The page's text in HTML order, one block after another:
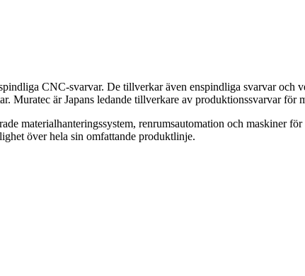
CNC-svarvar. De tillverkar även enspindliga svarvar
Muratec är Japans ledande tillverkare av produktionssvarvar för
materialhanteringssystem, renrumsautomation och maskiner
över hela sin omfattande produktlinje.